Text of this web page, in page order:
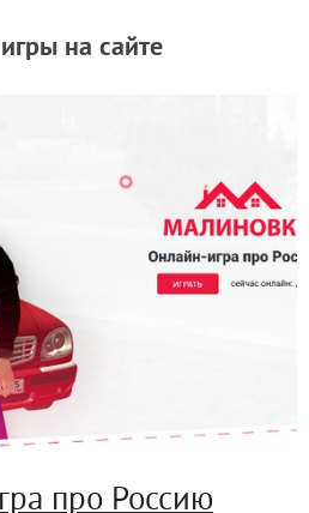
на сайте
про Россию